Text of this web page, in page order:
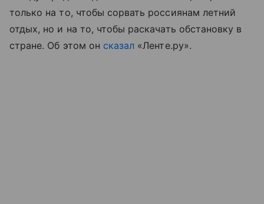
только на то, чтобы сорвать россиянам летний
отдых, но и на то, чтобы раскачать обстановку в
стране. Об этом он сказал «Ленте.ру».